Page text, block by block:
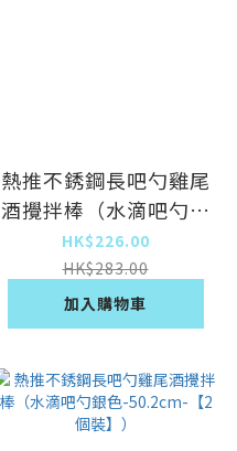
熱推不銹鋼長吧勺雞尾
酒攪拌棒（水滴吧勺金
色-29.3cm-【2個
裝】）
HK$226.00
HK$283.00
加入購物車